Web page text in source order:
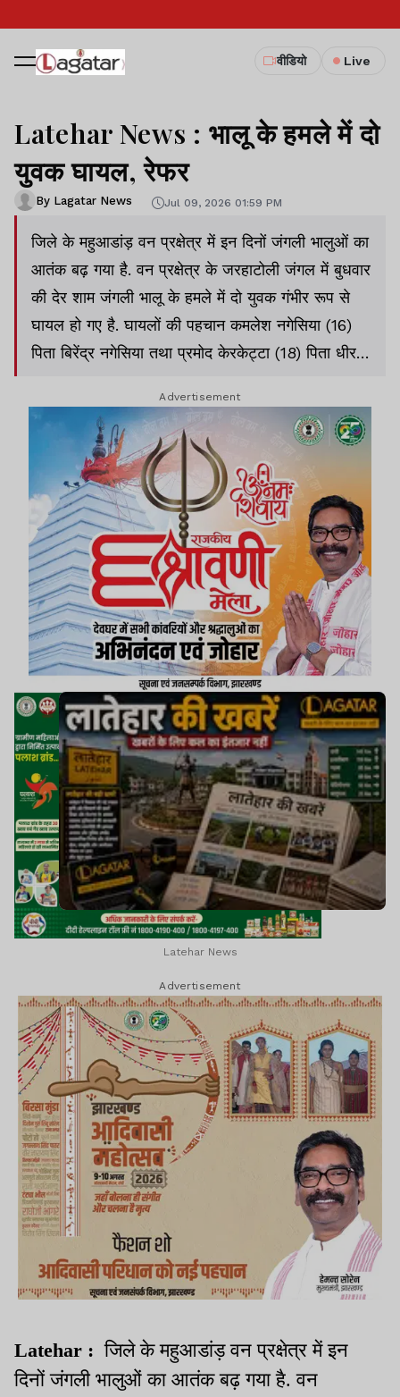
वीडियो Live
Latehar News : भालू के हमले में दो
युवक घायल, रेफर
By Lagatar News Jul 09, 2026 01:59 PM
जिले के महुआडांड़ वन प्रक्षेत्र में इन दिनों जंगली भालुओं का
आतंक बढ़ गया है. वन प्रक्षेत्र के जरहाटोली जंगल में बुधवार
की देर शाम जंगली भालू के हमले में दो युवक गंभीर रूप से
घायल हो गए है. घायलों की पहचान कमलेश नगेसिया (16)
पिता बिरेंद्र नगेसिया तथा प्रमोद केरकेट्टा (18) पिता धीरजू
Advertisement
Latehar News
Advertisement
Latehar : जिले के महुआडांड़ वन प्रक्षेत्र में इन
दिनों जंगली भालुओं का आतंक बढ़ गया है. वन